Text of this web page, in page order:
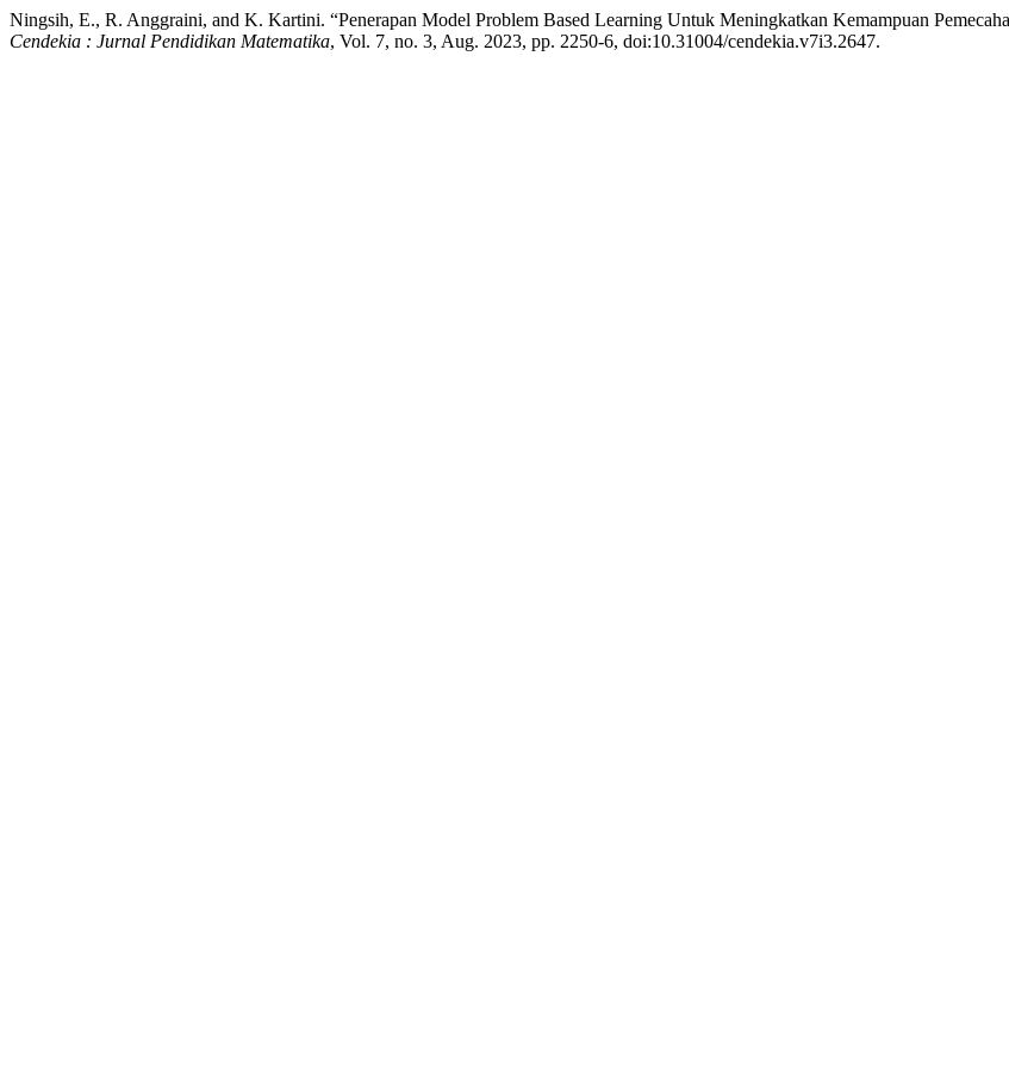
Ningsih, E., R. Anggraini, and K. Kartini. “Penerapan Model Problem Based Learning Untuk Meningkatkan Kemampuan
Cendekia : Jurnal Pendidikan Matematika, Vol. 7, no. 3, Aug. 2023, pp. 2250-6, doi:10.31004/cendekia.v7i3.2647.